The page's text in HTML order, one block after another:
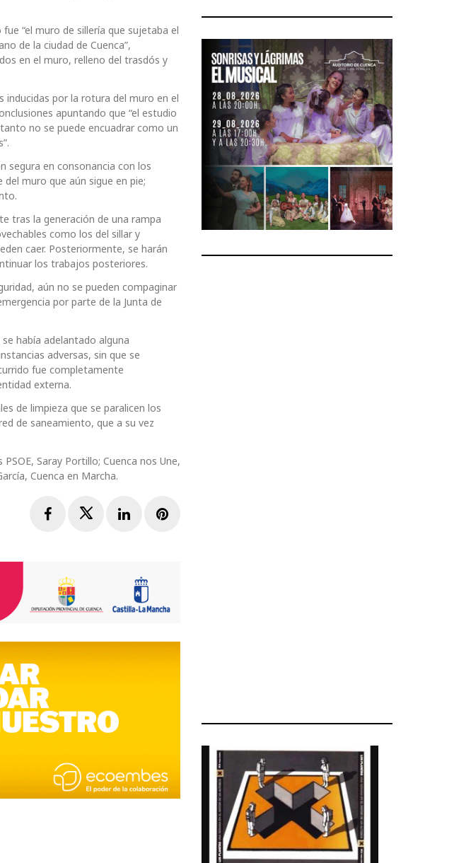
“el muro de sillería que sujetaba el
de la ciudad de Cuenca”,
en el muro, relleno del trasdós y
inducidas por la rotura del muro en el
apuntando que “el estudio
no se puede encuadrar como un
segura en consonancia con los
muro que aún sigue en pie;
tras la generación de una rampa
como los del sillar y
caer. Posteriormente, se harán
los trabajos posteriores.
aún no se pueden compaginar
por parte de la Junta de
había adelantado alguna
adversas, sin que se
fue completamente
externa.
de limpieza que se paralicen los
de saneamiento, que a su vez
Saray Portillo; Cuenca nos Une,
Cuenca en Marcha.
FacebookTwitterLinkedInPinterest